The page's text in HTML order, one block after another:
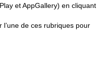
et AppGallery) en cliquant
de ces rubriques pour